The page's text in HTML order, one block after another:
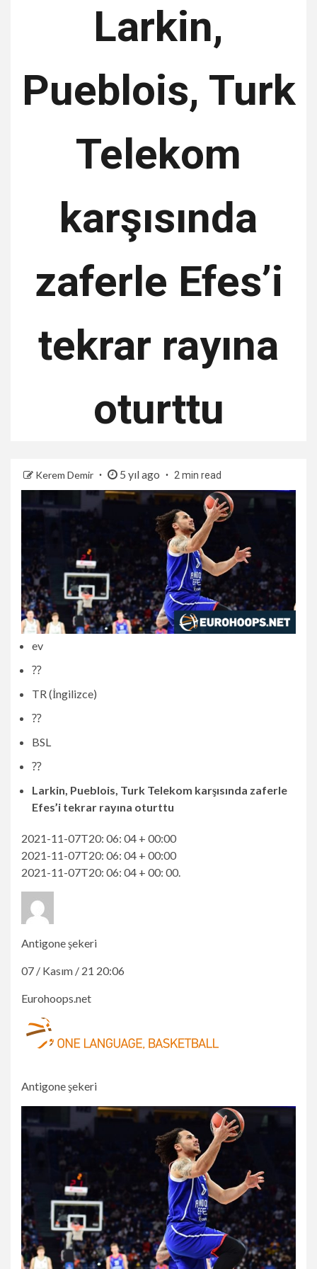
Larkin,
Pueblois, Turk
Telekom
karşısında
zaferle Efes’i
tekrar rayına
oturttu
Kerem Demir 5 yıl ago 2 min read
ev
⁇
TR (İngilizce)
⁇
BSL
⁇
Larkin, Pueblois, Turk Telekom karşısında zaferle
Efes’i tekrar rayına oturttu
2021-11-07T20: 06: 04 + 00:00
2021-11-07T20: 06: 04 + 00:00
2021-11-07T20: 06: 04 + 00: 00.
Antigone şekeri
07 / Kasım / 21 20:06
Eurohoops.net
Antigone şekeri